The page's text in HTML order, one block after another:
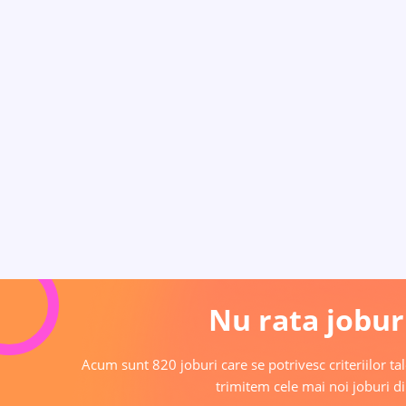
Nu rata
Acum sunt 820 joburi care se potrivesc criteriilor
trimitem cele mai noi joburi